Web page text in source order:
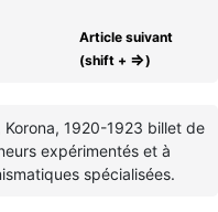
Article suivant
(shift + ⇒)
1920-1923 billet de
expérimentés et à
spécialisées.